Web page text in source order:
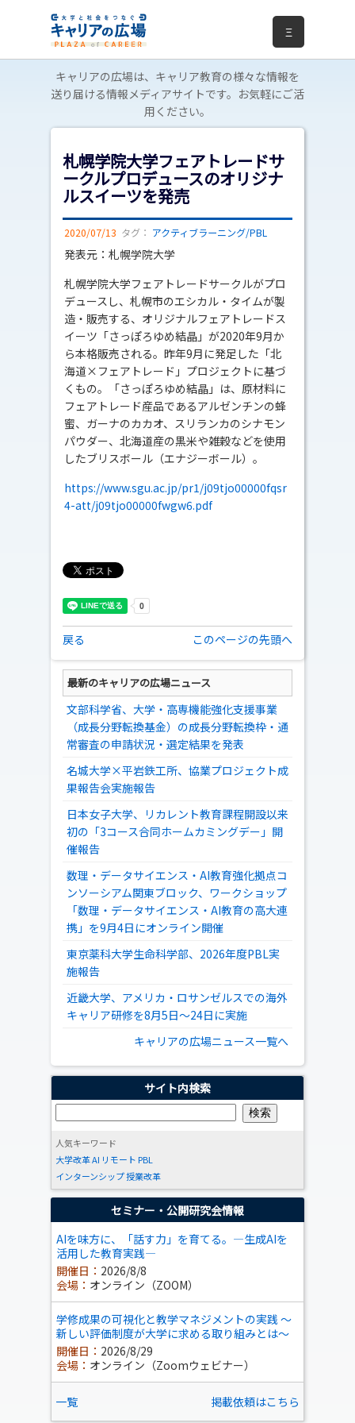
Ξ
キャリアの広場は、キャリア教育の様々な情報を
送り届ける情報メディアサイトです。お気軽にご活
用ください。
札幌学院大学フェアトレードサ
ークルプロデュースのオリジナ
ルスイーツを発売
2020/07/13 タグ： アクティブラーニング/PBL
発表元：札幌学院大学
札幌学院大学フェアトレードサークルがプロ
デュースし、札幌市のエシカル・タイムが製
造・販売する、オリジナルフェアトレードス
イーツ「さっぽろゆめ結晶」が2020年9月か
ら本格販売される。昨年9月に発足した「北
海道×フェアトレード」プロジェクトに基づ
くもの。「さっぽろゆめ結晶」は、原材料に
フェアトレード産品であるアルゼンチンの蜂
蜜、ガーナのカカオ、スリランカのシナモン
パウダー、北海道産の黒米や雑穀などを使用
したブリスボール（エナジーボール）。
https://www.sgu.ac.jp/pr1/j09tjo00000fqsr
4-att/j09tjo00000fwgw6.pdf
戻る このページの先頭へ
最新のキャリアの広場ニュース
文部科学省、大学・高専機能強化支援事業
（成長分野転換基金）の成長分野転換枠・通
常審査の申請状況・選定結果を発表
名城大学×平岩鉄工所、協業プロジェクト成
果報告会実施報告
日本女子大学、リカレント教育課程開設以来
初の「3コース合同ホームカミングデー」開
催報告
数理・データサイエンス・AI教育強化拠点コ
ンソーシアム関東ブロック、ワークショップ
「数理・データサイエンス・AI教育の高大連
携」を9月4日にオンライン開催
東京薬科大学生命科学部、2026年度PBL実
施報告
近畿大学、アメリカ・ロサンゼルスでの海外
キャリア研修を8月5日～24日に実施
キャリアの広場ニュース一覧へ
サイト内検索
人気キーワード
大学改革AI リモート PBL
インターンシップ授業改革
セミナー・公開研究会情報
AIを味方に、「話す力」を育てる。―生成AIを
活用した教育実践―
開催日： 2026/8/8
会場： オンライン（ZOOM）
学修成果の可視化と教学マネジメントの実践 ～
新しい評価制度が大学に求める取り組みとは～
開催日： 2026/8/29
会場： オンライン（Zoomウェビナー）
一覧 掲載依頼はこちら